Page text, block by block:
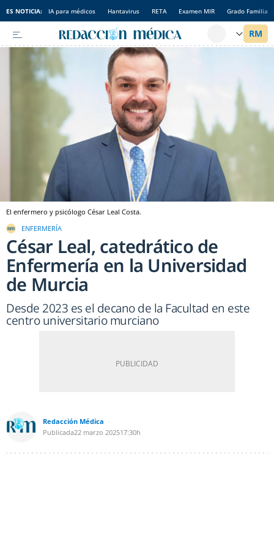
ES NOTICIA: IA para médicos Hantavirus RETA Examen MIR Grado Familia
El enfermero y psicólogo César Leal Costa.
ENFERMERÍA
César Leal, catedrático de
Enfermería en la Universidad
de Murcia
Desde 2023 es el decano de la Facultad en este
centro universitario murciano
Redacción Médica
Publicada22 marzo 202517:30h